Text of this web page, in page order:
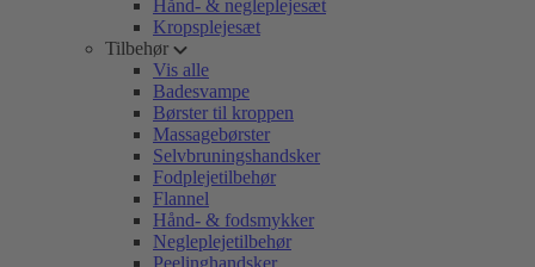
Hånd- & negleplejesæt
Kropsplejesæt
Tilbehør
Vis alle
Badesvampe
Børster til kroppen
Massagebørster
Selvbruningshandsker
Fodplejetilbehør
Flannel
Hånd- & fodsmykker
Negleplejetilbehør
Peelinghandsker